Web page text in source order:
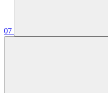
07